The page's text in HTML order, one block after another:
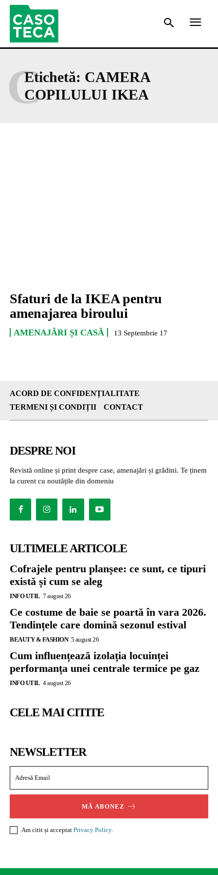
Etichetă: CAMERA
COPILULUI IKEA
C
Sfaturi de la IKEA pentru
amenajarea biroului
AMENAJĂRI ȘI CASĂ 13 Septembrie 17
ACORD DE CONFIDENȚIALITATE
TERMENI ȘI CONDIȚII
CONTACT
DESPRE NOI
Revistă online și print despre case, amenajări și grădini. Te ținem
la curent cu noutățile din domeniu
ULTIMELE ARTICOLE
Cofrajele pentru planșee: ce sunt, ce tipuri
există și cum se aleg
INFO UTIL 7 august 26
Ce costume de baie se poartă în vara 2026.
Tendințele care domină sezonul estival
BEAUTY & FASHION 5 august 26
Cum influențează izolația locuinței
performanța unei centrale termice pe gaz
INFO UTIL 4 august 26
CELE MAI CITITE
NEWSLETTER
MĂ ABONEZ
Am citit și acceptat Privacy Policy.